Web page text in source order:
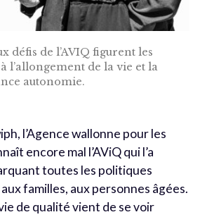
défis de l’AVIQ figurent les
l’allongement de la vie et la
autonomie.
l’Agence wallonne pour les
encore mal l’AViQ qui l’a
toutes les politiques
familles, aux personnes âgées.
de qualité vient de se voir